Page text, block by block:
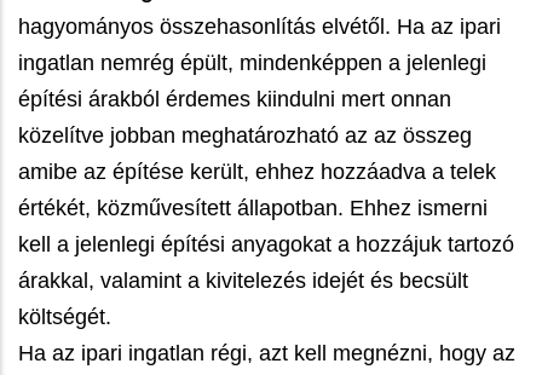
hagyományos összehasonlítás elvétől. Ha az ipari
ingatlan nemrég épült, mindenképpen a jelenlegi
építési árakból érdemes kiindulni mert onnan
közelítve jobban meghatározható az az összeg
amibe az építése került, ehhez hozzáadva a telek
értékét, közművesített állapotban. Ehhez ismerni
kell a jelenlegi építési anyagokat a hozzájuk tartozó
árakkal, valamint a kivitelezés idejét és becsült
költségét.
Ha az ipari ingatlan régi, azt kell megnézni, hogy az